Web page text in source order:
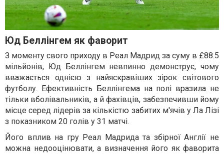
Юд Беллінгем як фаворит
З моменту свого приходу в Реал Мадрид за суму в £88.5
мільйонів, Юд Беллінгем невпинно демонструє, чому
вважається однією з найяскравіших зірок світового
футболу. Ефективність Беллінгема на полі вразила не
тільки вболівальників, а й фахівців, забезпечивши йому
місце серед лідерів за кількістю забитих м'ячів у Ла Лізі
з показником 20 голів у 31 матчі.
Його вплив на гру Реал Мадрида та збірної Англії не
можна недооцінювати, а визначення його як фаворита